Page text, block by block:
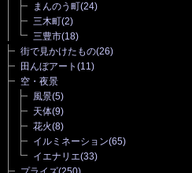
まんのう町(24)
三木町(2)
三豊市(18)
街で見かけたもの(26)
田んぼアート (11)
空・夜景
風景(5)
天体(9)
花火(8)
イルミネーション(65)
イエナリエ(33)